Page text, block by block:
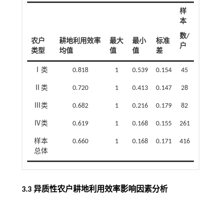
农户
类型
耕地利用效率
均值
最大
值
最小
值
标准
差
样
本
数/
户
Ⅰ类 0.818 1 0.539 0.154 45
Ⅱ类 0.720 1 0.413 0.147 28
Ⅲ类 0.682 1 0.216 0.179 82
Ⅳ类 0.619 1 0.168 0.155 261
样本
总体
0.660 1 0.168 0.171 416
3.3 异质性农户耕地利用效率影响因素分析